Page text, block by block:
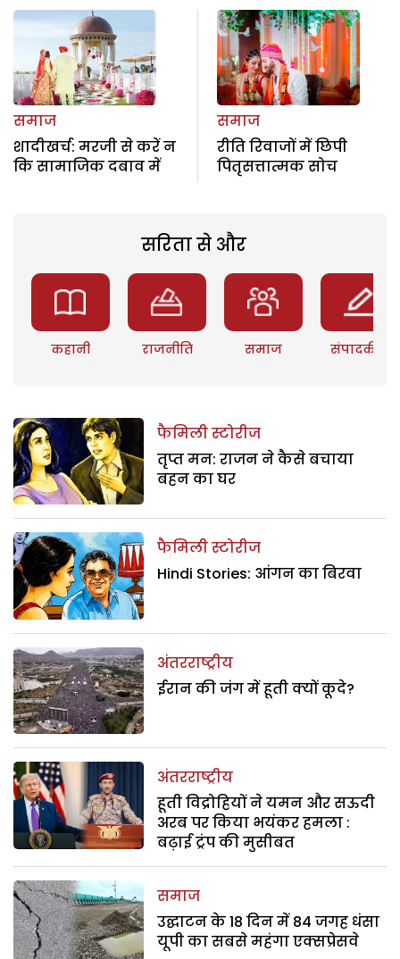
समाज
शादीखर्च: मरजी से करें न
कि सामाजिक दबाव में
समाज
रीति रिवाजों में छिपी
पितृसत्तात्मक सोच
सरिता से और
कहानी राजनीति समाज संपादकीय
फैमिली स्टोरीज
तृप्त मन: राजन ने कैसे बचाया
बहन का घर
फैमिली स्टोरीज
Hindi Stories: आंगन का बिरवा
अंतरराष्ट्रीय
ईरान की जंग में हूती क्यों कूदे?
अंतरराष्ट्रीय
हूती विद्रोहियों ने यमन और सऊदी
अरब पर किया भयंकर हमला :
बढ़ाई ट्रंप की मुसीबत
समाज
उद्घाटन के 18 दिन में 84 जगह धंसा
यूपी का सबसे महंगा एक्सप्रेसवे